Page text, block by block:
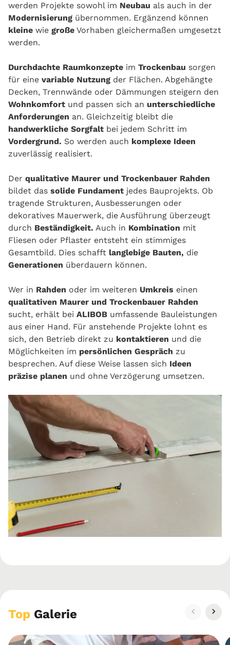
werden Projekte sowohl im Neubau als auch in der
Modernisierung übernommen. Ergänzend können
kleine wie große Vorhaben gleichermaßen umgesetzt
werden.
Durchdachte Raumkonzepte im Trockenbau sorgen
für eine variable Nutzung der Flächen. Abgehängte
Decken, Trennwände oder Dämmungen steigern den
Wohnkomfort und passen sich an unterschiedliche
Anforderungen an. Gleichzeitig bleibt die
handwerkliche Sorgfalt bei jedem Schritt im
Vordergrund. So werden auch komplexe Ideen
zuverlässig realisiert.
Der qualitative Maurer und Trockenbauer Rahden
bildet das solide Fundament jedes Bauprojekts. Ob
tragende Strukturen, Ausbesserungen oder
dekoratives Mauerwerk, die Ausführung überzeugt
durch Beständigkeit. Auch in Kombination mit
Fliesen oder Pflaster entsteht ein stimmiges
Gesamtbild. Dies schafft langlebige Bauten, die
Generationen überdauern können.
Wer in Rahden oder im weiteren Umkreis einen
qualitativen Maurer und Trockenbauer Rahden
sucht, erhält bei ALIBOB umfassende Bauleistungen
aus einer Hand. Für anstehende Projekte lohnt es
sich, den Betrieb direkt zu kontaktieren und die
Möglichkeiten im persönlichen Gespräch zu
besprechen. Auf diese Weise lassen sich Ideen
präzise planen und ohne Verzögerung umsetzen.
Top Galerie